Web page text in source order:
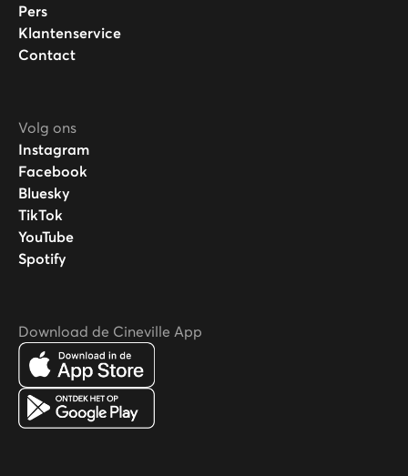
Pers
Klantenservice
Contact
Volg ons
Instagram
Facebook
Bluesky
TikTok
YouTube
Spotify
Download de Cineville App